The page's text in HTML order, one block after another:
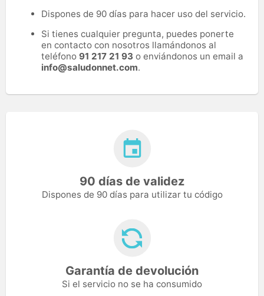
Dispones de 90 días para hacer uso del servicio.
Si tienes cualquier pregunta, puedes ponerte
en contacto con nosotros llamándonos al
teléfono 91 217 21 93 o enviándonos un email a
info@saludonnet.com.
90 días de validez
Dispones de 90 días para utilizar tu código
Garantía de devolución
Si el servicio no se ha consumido